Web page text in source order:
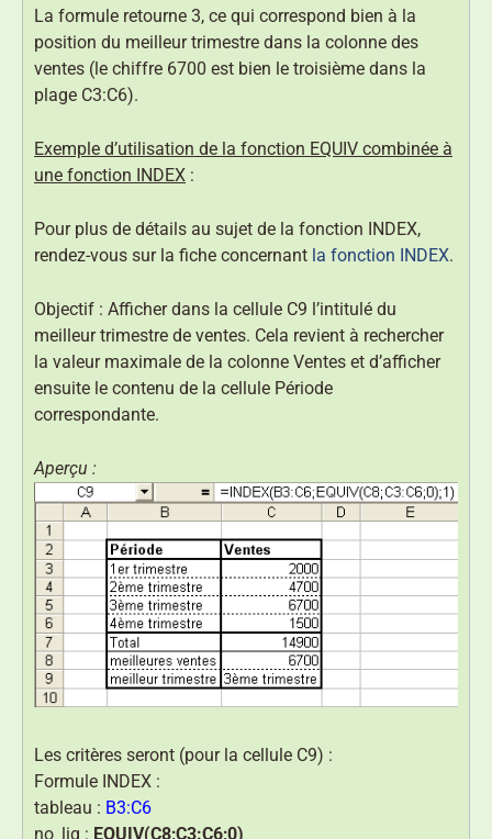
La formule retourne 3, ce qui correspond bien à la
position du meilleur trimestre dans la colonne des
ventes (le chiffre 6700 est bien le troisième dans la
plage C3:C6).
Exemple d’utilisation de la fonction EQUIV combinée à
une fonction INDEX :
Pour plus de détails au sujet de la fonction INDEX,
rendez-vous sur la fiche concernant la fonction INDEX.
Objectif : Afficher dans la cellule C9 l’intitulé du
meilleur trimestre de ventes. Cela revient à rechercher
la valeur maximale de la colonne Ventes et d’afficher
ensuite le contenu de la cellule Période
correspondante.
Aperçu :
Les critères seront (pour la cellule C9) :
Formule INDEX :
tableau : B3:C6
no_lig : EQUIV(C8;C3:C6;0)